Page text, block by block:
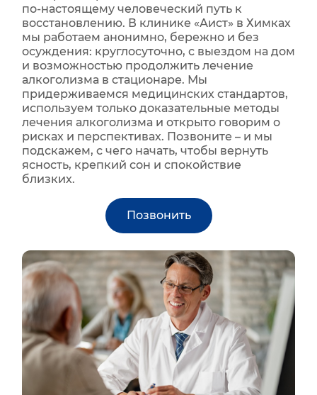
по‑настоящему человеческий путь к
восстановлению. В клинике «Аист» в Химках
мы работаем анонимно, бережно и без
осуждения: круглосуточно, с выездом на дом
и возможностью продолжить лечение
алкоголизма в стационаре. Мы
придерживаемся медицинских стандартов,
используем только доказательные методы
лечения алкоголизма и открыто говорим о
рисках и перспективах. Позвоните – и мы
подскажем, с чего начать, чтобы вернуть
ясность, крепкий сон и спокойствие
близких.
Позвонить